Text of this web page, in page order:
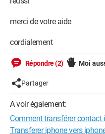
merci de votre aide
cordialement
Répondre (2) Moi
Partager
A voir également:
Comment transférer contact
Transferer iphone vers